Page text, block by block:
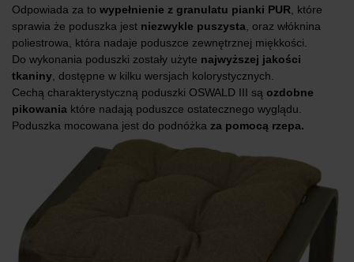
Odpowiada za to wypełnienie z granulatu pianki PUR , które
sprawia że poduszka jest niezwykle puszysta , oraz włóknina
poliestrowa, która nadaje poduszce zewnętrznej miękkości.
Do wykonania poduszki zostały użyte najwyższej jakości
tkaniny , dostępne w kilku wersjach kolorystycznych.
Cechą charakterystyczną poduszki OSWALD III są ozdobne
pikowania które nadają poduszce ostatecznego wyglądu.
Poduszka mocowana jest do podnóżka za pomocą rzepa.